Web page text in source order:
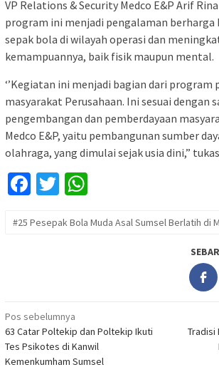
VP Relations & Security Medco E&P Arif
program ini menjadi pengalaman berharga
sepak bola di wilayah operasi dan
kemampuannya, baik fisik maupun mental.
‘’Kegiatan ini menjadi bagian dari program
masyarakat Perusahaan. Ini sesuai dengan
pengembangan dan pemberdayaan
Medco E&P, yaitu pembangunan sumber
olahraga, yang dimulai sejak usia dini,”
Facebook
Twitter
#25 Pesepak Bola Muda Asal Sumsel Berlatih di
Navigasi
pos
Pos sebelumnya
63 Catar Poltekip dan Poltekip Ikuti
Tes Psikotes di Kanwil
Kemenkumham Sumsel
Tradisi